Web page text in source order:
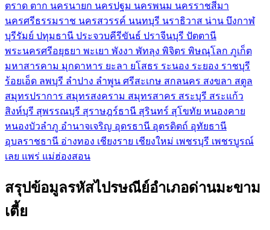
ตราด ตาก นครนายก นครปฐม นครพนม นครราชสีมา
นครศรีธรรมราช นครสวรรค์ นนทบุรี นราธิวาส น่าน บึงกาฬ
บุรีรัมย์ ปทุมธานี ประจวบคีรีขันธ์ ปราจีนบุรี ปัตตานี
พระนครศรีอยุธยา พะเยา พังงา พัทลุง พิจิตร พิษณุโลก ภูเก็ต
มหาสารคาม มุกดาหาร ยะลา ยโสธร ระนอง ระยอง ราชบุรี
ร้อยเอ็ด ลพบุรี ลำปาง ลำพูน ศรีสะเกษ สกลนคร สงขลา สตูล
สมุทรปราการ สมุทรสงคราม สมุทรสาคร สระบุรี สระแก้ว
สิงห์บุรี สุพรรณบุรี สุราษฎร์ธานี สุรินทร์ สุโขทัย หนองคาย
หนองบัวลำภู อำนาจเจริญ อุดรธานี อุตรดิตถ์ อุทัยธานี
อุบลราชธานี อ่างทอง เชียงราย เชียงใหม่ เพชรบุรี เพชรบูรณ์
เลย แพร่ แม่ฮ่องสอน
สรุปข้อมูลรหัสไปรษณีย์อำเภอด่านมะขาม
เตี้ย